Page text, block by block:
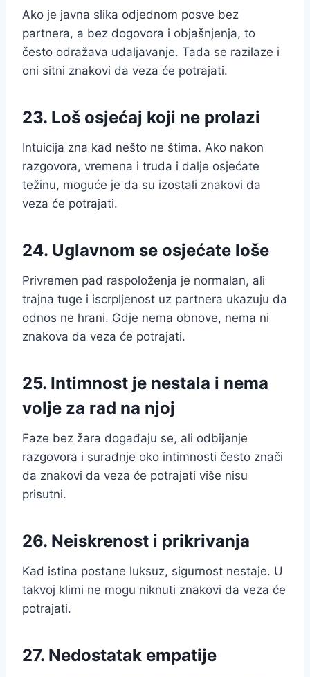
Ako je javna slika odjednom posve bez
partnera, a bez dogovora i objašnjenja, to
često odražava udaljavanje. Tada se razilaze i
oni sitni znakovi da veza će potrajati.
23. Loš osjećaj koji ne prolazi
Intuicija zna kad nešto ne štima. Ako nakon
razgovora, vremena i truda i dalje osjećate
težinu, moguće je da su izostali znakovi da
veza će potrajati.
24. Uglavnom se osjećate loše
Privremen pad raspoloženja je normalan, ali
trajna tuge i iscrpljenost uz partnera ukazuju da
odnos ne hrani. Gdje nema obnove, nema ni
znakova da veza će potrajati.
25. Intimnost je nestala i nema
volje za rad na njoj
Faze bez žara događaju se, ali odbijanje
razgovora i suradnje oko intimnosti često znači
da znakovi da veza će potrajati više nisu
prisutni.
26. Neiskrenost i prikrivanja
Kad istina postane luksuz, sigurnost nestaje. U
takvoj klimi ne mogu niknuti znakovi da veza će
potrajati.
27. Nedostatak empatije